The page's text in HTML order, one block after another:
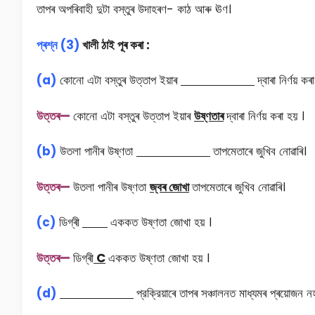
তাপৰ অপৰিবাহী দুটা বস্তুৰ উদাহৰণ- কাঠ আৰু ঊণ।
প্ৰশ্ন (3) খালী ঠাই পূৰ কৰা :
(a) কোনাে এটা বস্তুৰ উত্তাপ ইয়াৰ দ্বাৰা নির্ণয়
উত্তৰ— কোনো এটা বস্তুৰ উত্তাপ ইয়াৰউষ্ণতাৰদ্বাৰা নিৰ্ণয় কৰা হয় ।
(b) উতলা পানীৰ উষ্ণতা তাপমেতাৰে জুখিব নােৱাৰি।
উত্তৰ— উতলা পানীৰ উষ্ণতাজ্বৰ জোখাতাপমেতাৰে জুখিব নোৱাৰি।
(c) ডিগ্ৰী এককত উষ্ণতা জোখা হয় ।
উত্তৰ— ডিগ্ৰী Cএককত উষ্ণতা জোখা হয় ।
(d) প্রক্রিয়াৰে তাপৰ সঞ্চালনত মাধ্যমৰ প্ৰয়ােজন